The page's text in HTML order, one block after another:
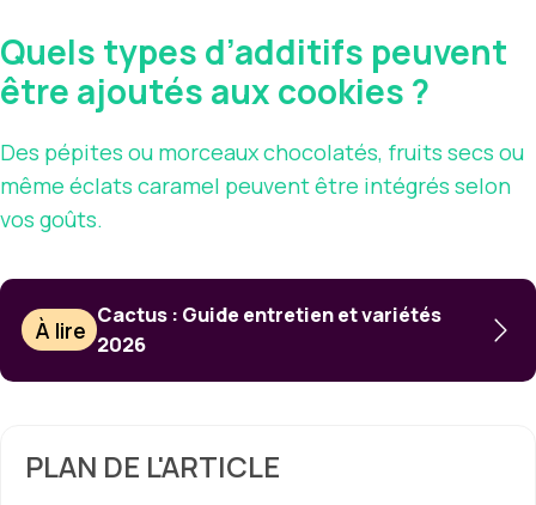
Quels types d’additifs peuvent
être ajoutés aux cookies ?
Des pépites ou morceaux chocolatés, fruits secs ou
même éclats caramel peuvent être intégrés selon
vos goûts.
À lire
Cactus : Guide entretien et variétés
2026
PLAN DE L'ARTICLE